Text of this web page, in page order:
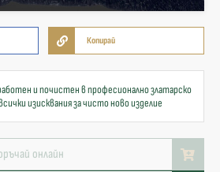
Копирай
и почистен в професионално златарско
изисквания за чисто ново изделие
онлайн